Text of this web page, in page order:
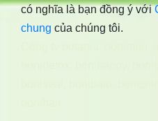
có nghĩa là bạn đồng ý với
chung của chúng tôi.